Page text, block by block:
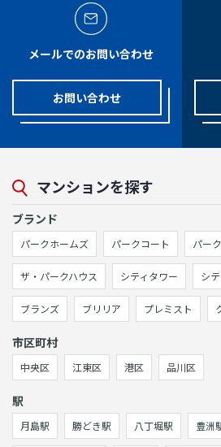
メールでのお問い合わせ
お問い合わせ
マンションを探す
ブランド
パークホームズ パークコート パー
ザ・パークハウス シティタワー シ
ブランズ ブリリア プレミスト
市区町村
中央区 江東区 港区 品川区
駅
月島駅 勝どき駅 八丁堀駅 豊洲